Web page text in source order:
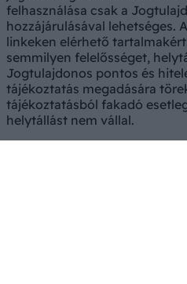
felhasználása csak a
hozzájárulásával lehetséges.
linkeken elérhető
semmilyen felelősséget,
Jogtulajdonos pontos és
tájékoztatás megadására
tájékoztatásból fakadó
helytállást nem vállal.